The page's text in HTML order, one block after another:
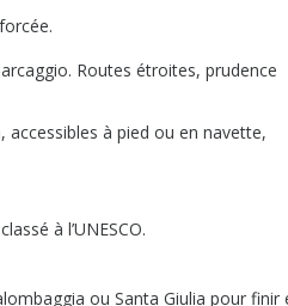
Routes étroites, prudence
accessibles à pied ou en navette,
à l’UNESCO.
ou Santa Giulia pour finir